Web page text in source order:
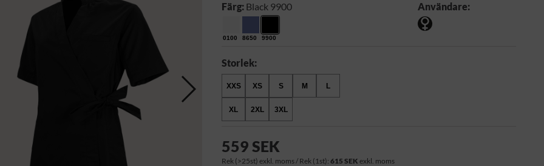
Färg: Black 9900
0100 8650 9900
Användare:
Storlek:
XXS XS S M L
XL 2XL 3XL
559 SEK
Rek (>25st) exkl. moms / Rek (1st):615 SEK exkl. moms